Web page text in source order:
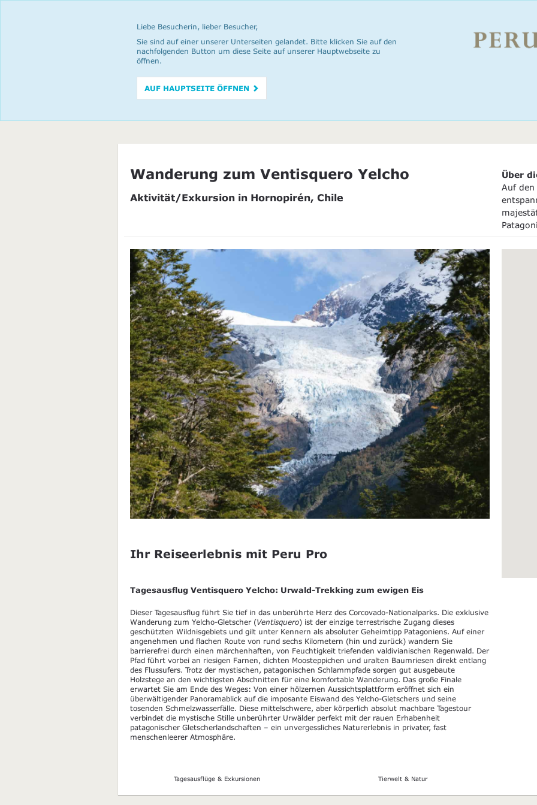
Liebe Besucherin, lieber Besucher,
Sie sind auf einer unserer Unterseiten gelandet. Bitte klicken Sie auf den
nachfolgenden Button um diese Seite auf unserer Hauptwebseite zu
öffnen.
AUF HAUPTSEITE ÖFFNEN
Wanderung zum Ventisquero Yelcho
Aktivität/Exkursion in Hornopirén, Chile
Über
Auf den
Ihr Reiseerlebnis mit Peru Pro
Tagesausflug Ventisquero Yelcho: Urwald-Trekking zum ewigen Eis
Dieser Tagesausflug führt Sie tief in das unberührte Herz des Corcovado-Nationalparks. Die exklusive
Wanderung zum Yelcho-Gletscher (Ventisquero) ist der einzige terrestrische Zugang dieses
geschützten Wildnisgebiets und gilt unter Kennern als absoluter Geheimtipp Patagoniens. Auf einer
angenehmen und flachen Route von rund sechs Kilometern (hin und zurück) wandern Sie
barrierefrei durch einen märchenhaften, von Feuchtigkeit triefenden valdivianischen Regenwald. Der
Pfad führt vorbei an riesigen Farnen, dichten Moosteppichen und uralten Baumriesen direkt entlang
des Flussufers. Trotz der mystischen, patagonischen Schlammpfade sorgen gut ausgebaute
Holzstege an den wichtigsten Abschnitten für eine komfortable Wanderung. Das große Finale
erwartet Sie am Ende des Weges: Von einer hölzernen Aussichtsplattform eröffnet sich ein
überwältigender Panoramablick auf die imposante Eiswand des Yelcho-Gletschers und seine
tosenden Schmelzwasserfälle. Diese mittelschwere, aber körperlich absolut machbare Tagestour
verbindet die mystische Stille unberührter Urwälder perfekt mit der rauen Erhabenheit
patagonischer Gletscherlandschaften – ein unvergessliches Naturerlebnis in privater, fast
menschenleerer Atmosphäre.
Tagesausflüge & Exkursionen Tierwelt & Natur